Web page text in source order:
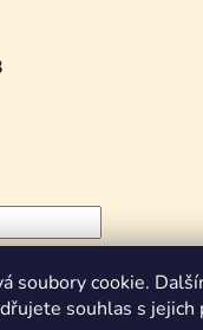
soubory cookie.
souhlas s jejich